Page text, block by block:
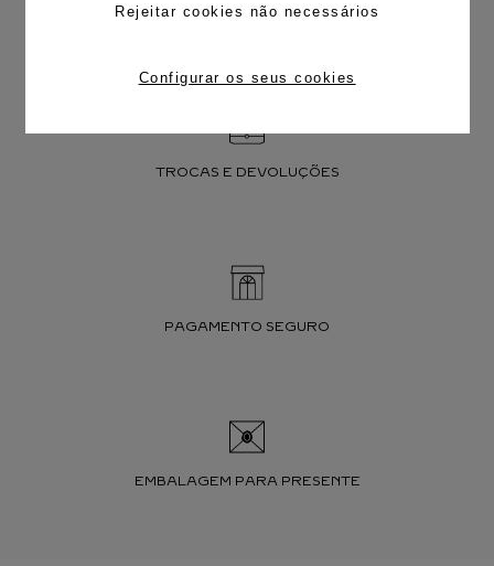
Rejeitar cookies não necessários
Configurar os seus cookies
FRETE CORTESIA
TROCAS E DEVOLUÇÕES
PAGAMENTO SEGURO
EMBALAGEM PARA PRESENTE